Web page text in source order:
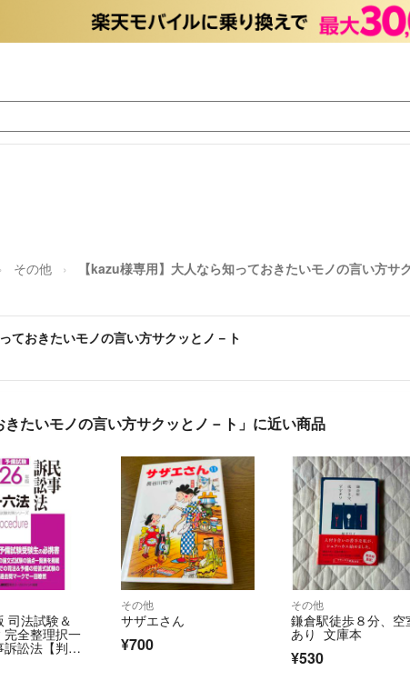
その他 【kazu様専用】大人なら知っておきたいモノの言い方サ
ておきたいモノの言い方サクッとノ－ト
たいモノの言い方サクッとノ－ト」に近い商品
司法試験＆
完全整理択一
訴訟法【判
過去問を効
！】 (司法
その他
サザエさん
¥700
その他
鎌倉駅徒歩８分、空
あり 文庫本
¥530